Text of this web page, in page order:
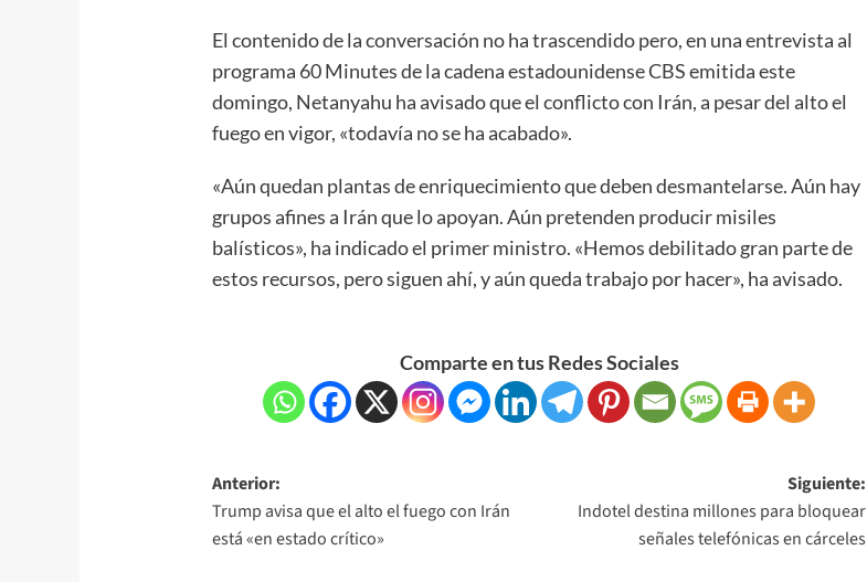
El contenido de la conversación no ha trascendido pero, en una entrevista al
programa 60 Minutes de la cadena estadounidense CBS emitida este
domingo, Netanyahu ha avisado que el conflicto con Irán, a pesar del alto el
fuego en vigor, «todavía no se ha acabado».
«Aún quedan plantas de enriquecimiento que deben desmantelarse. Aún hay
grupos afines a Irán que lo apoyan. Aún pretenden producir misiles
balísticos», ha indicado el primer ministro. «Hemos debilitado gran parte de
estos recursos, pero siguen ahí, y aún queda trabajo por hacer», ha avisado.
Comparte en tus Redes Sociales
Anterior:
Trump avisa que el alto el fuego con Irán
está «en estado crítico»
Siguiente:
Indotel destina millones para bloquear
señales telefónicas en cárceles